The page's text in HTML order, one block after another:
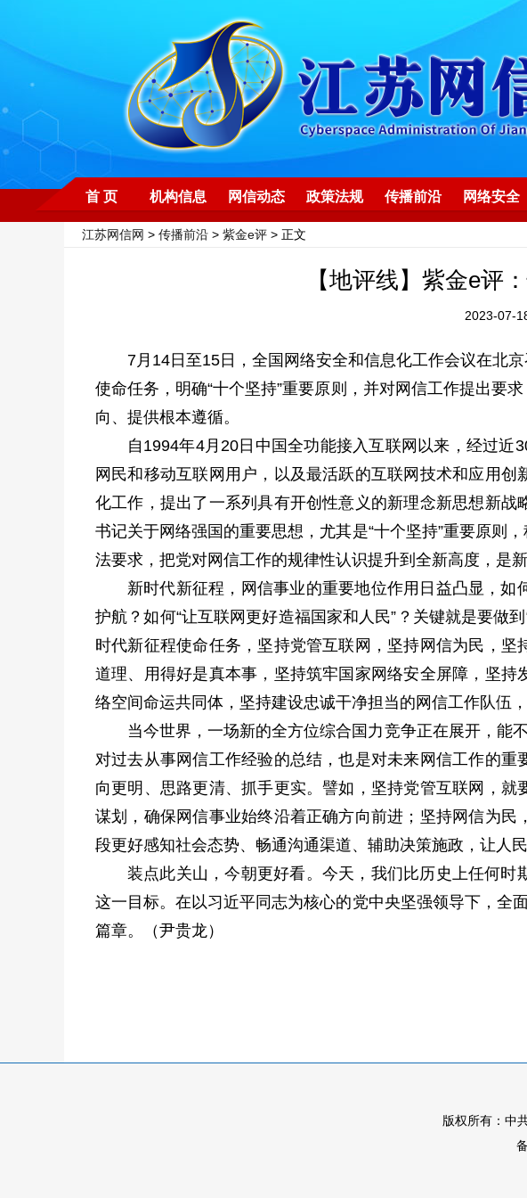
首 页 机构信息 网信动态 政策法规 传播前沿 网络安全
江苏网信网 > 传播前沿 > 紫金e评 > 正文
【地评线】紫金e评
2023-07-
7月14日至15日，全国网络安全和信息化工作会议在北
使命任务，明确“十个坚持”重要原则，并对网信工作提出要
向、提供根本遵循。
自1994年4月20日中国全功能接入互联网以来，经过
网民和移动互联网用户，以及最活跃的互联网技术和应用
化工作，提出了一系列具有开创性意义的新理念新思想新
书记关于网络强国的重要思想，尤其是“十个坚持”重要原则
法要求，把党对网信工作的规律性认识提升到全新高度，是
新时代新征程，网信事业的重要地位作用日益凸显，
护航？如何“让互联网更好造福国家和人民”？关键就是要做
时代新征程使命任务，坚持党管互联网，坚持网信为民，
道理、用得好是真本事，坚持筑牢国家网络安全屏障，坚
络空间命运共同体，坚持建设忠诚干净担当的网信工作队伍
当今世界，一场新的全方位综合国力竞争正在展开，能
对过去从事网信工作经验的总结，也是对未来网信工作的
向更明、思路更清、抓手更实。譬如，坚持党管互联网，
谋划，确保网信事业始终沿着正确方向前进；坚持网信为
段更好感知社会态势、畅通沟通渠道、辅助决策施政，让人
装点此关山，今朝更好看。今天，我们比历史上任何
这一目标。在以习近平同志为核心的党中央坚强领导下，全
篇章。（尹贵龙）
版权所有：中